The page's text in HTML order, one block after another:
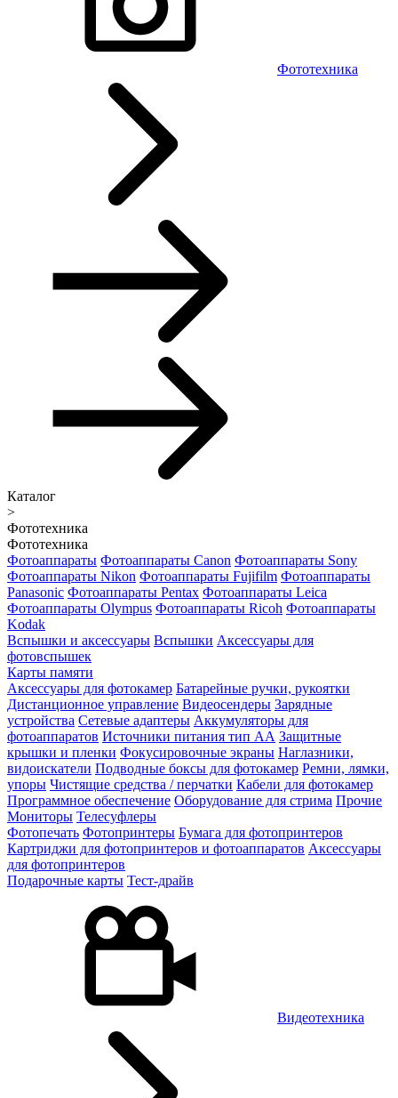
Фототехника
Каталог
>
Фототехника
Фототехника
Фотоаппараты Фотоаппараты Canon Фотоаппараты Sony
Фотоаппараты Nikon Фотоаппараты Fujifilm Фотоаппараты
Panasonic Фотоаппараты Pentax Фотоаппараты Leica
Фотоаппараты Olympus Фотоаппараты Ricoh Фотоаппараты
Kodak
Вспышки и аксессуары Вспышки Аксессуары для
фотовспышек
Карты памяти
Аксессуары для фотокамер Батарейные ручки, рукоятки
Дистанционное управление Видеосендеры Зарядные
устройства Сетевые адаптеры Аккумуляторы для
фотоаппаратов Источники питания тип АА Защитные
крышки и пленки Фокусировочные экраны Наглазники,
видоискатели Подводные боксы для фотокамер Ремни, лямки,
упоры Чистящие средства / перчатки Кабели для фотокамер
Программное обеспечение Оборудование для стрима Прочие
Мониторы Телесуфлеры
Фотопечать Фотопринтеры Бумага для фотопринтеров
Картриджи для фотопринтеров и фотоаппаратов Аксессуары
для фотопринтеров
Подарочные карты Тест-драйв
Видеотехника